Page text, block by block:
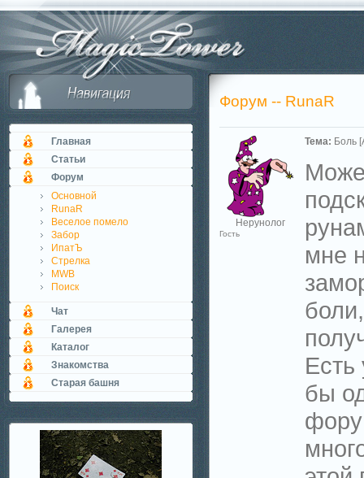
Главная
Статьи
Форум
Основной
RunaR
Веселое помело
Забор
ИпатЪ
Стрелка
MWB
Поиск
Чат
Галерея
Каталог
Знакомства
Старая башня
Форум -- RunaR
Нерунолог
Гость
Тема: Боль
мне
Есть
бы